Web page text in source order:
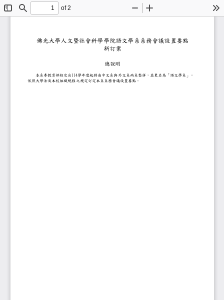
ToggleFind
of 2
Zoom
佛光大學人文暨社會科學
學院語文學系系務會議設置要
新訂案
總說明
本系奉教育部核定自
1 14
學年度起將由中文系與外文系兩系整併，並更名為
依照大學法及本校組織規程之規定訂定本系系務會議設置要點。